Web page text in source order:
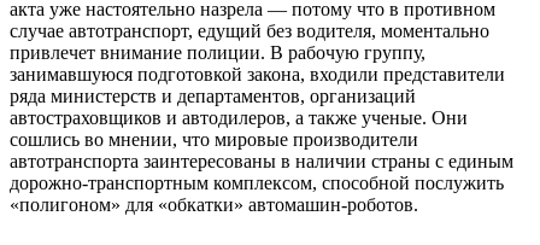
акта уже настоятельно назрела — потому что в противном
случае автотранспорт, едущий без водителя, моментально
привлечет внимание полиции. В рабочую группу,
занимавшуюся подготовкой закона, входили представители
ряда министерств и департаментов, организаций
автостраховщиков и автодилеров, а также ученые. Они
сошлись во мнении, что мировые производители
автотранспорта заинтересованы в наличии страны с единым
дорожно-транспортным комплексом, способной послужить
«полигоном» для «обкатки» автомашин-роботов.